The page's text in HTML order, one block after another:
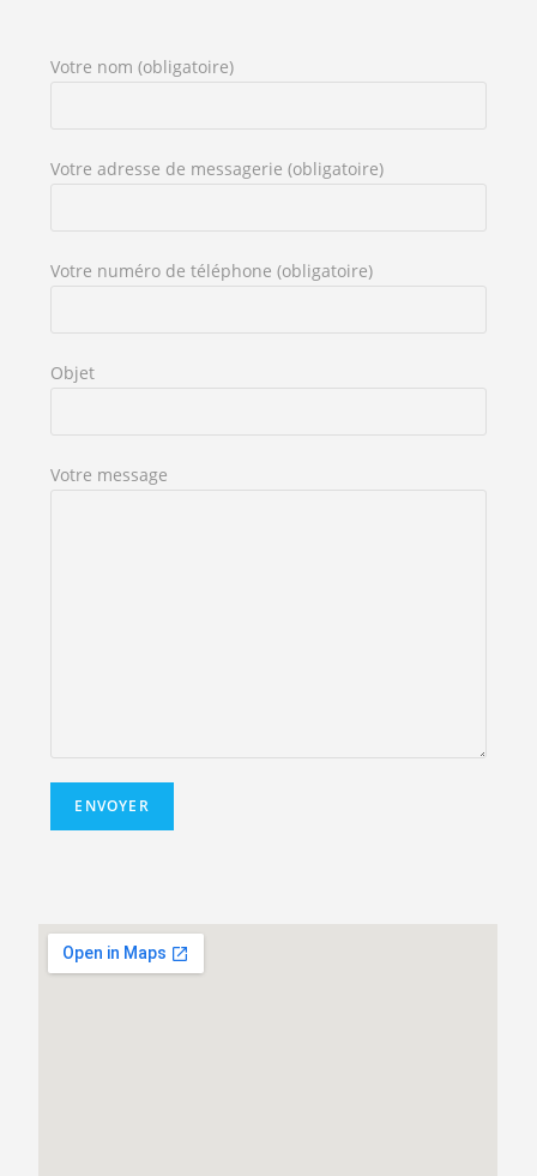
Votre nom (obligatoire)
Votre adresse de messagerie (obligatoire)
Votre numéro de téléphone (obligatoire)
Objet
Votre message